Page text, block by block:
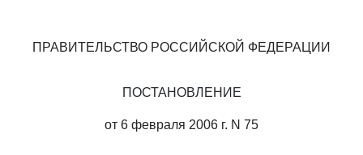
ПРАВИТЕЛЬСТВО РОССИЙСКОЙ ФЕДЕРАЦИИ
ПОСТАНОВЛЕНИЕ
от 6 февраля 2006 г. N 75